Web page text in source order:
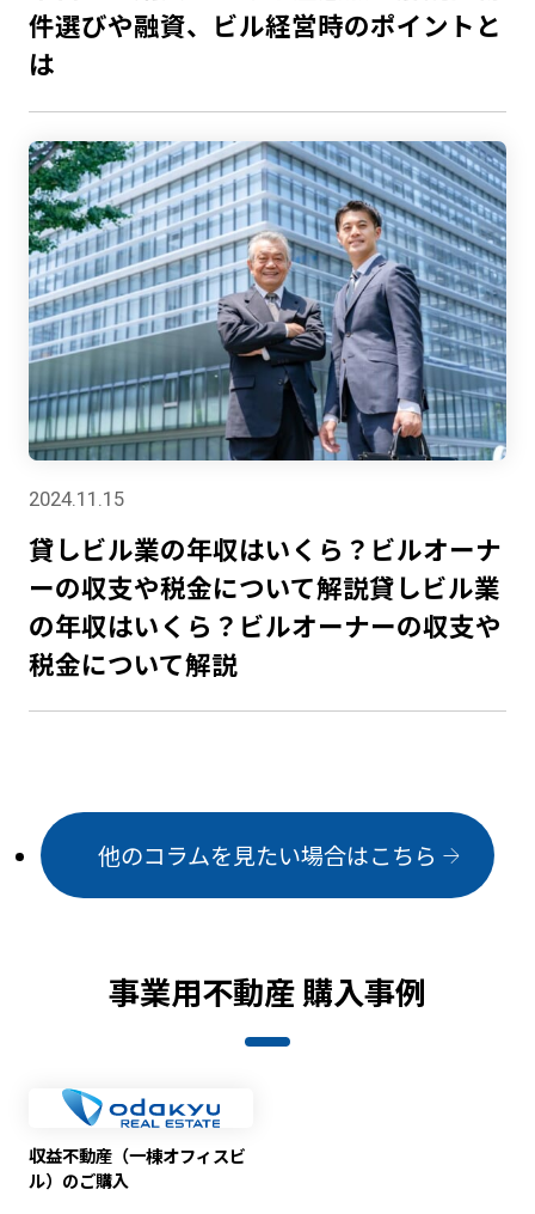
件選びや融資、ビル経営時のポイントと
は
2024.11.15
貸しビル業の年収はいくら？ビルオーナ
ーの収支や税金について解説貸しビル業
の年収はいくら？ビルオーナーの収支や
税金について解説
他のコラムを見たい場合はこちら
事業用不動産 購入事例
収益不動産（一棟オフィスビ
ル）のご購入